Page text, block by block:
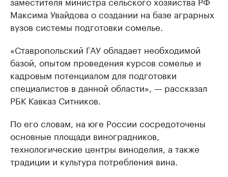
Максима Увайдова о создании на базе аграрных
вузов системы подготовки сомелье.
«Ставропольский ГАУ обладает необходимой
базой, опытом проведения курсов сомелье и
кадровым потенциалом для подготовки
специалистов в данной области», — рассказал
РБК Кавказ Ситников.
По его словам, на юге России сосредоточены
основные площади виноградников,
технологические центры виноделия, а также
традиции и культура потребления вина.